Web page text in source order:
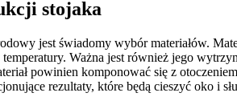
stojaka
jest świadomy wybór materiałów.
Ważna jest również jego
powinien komponować się z
rezultaty, które będą cieszyć oko i